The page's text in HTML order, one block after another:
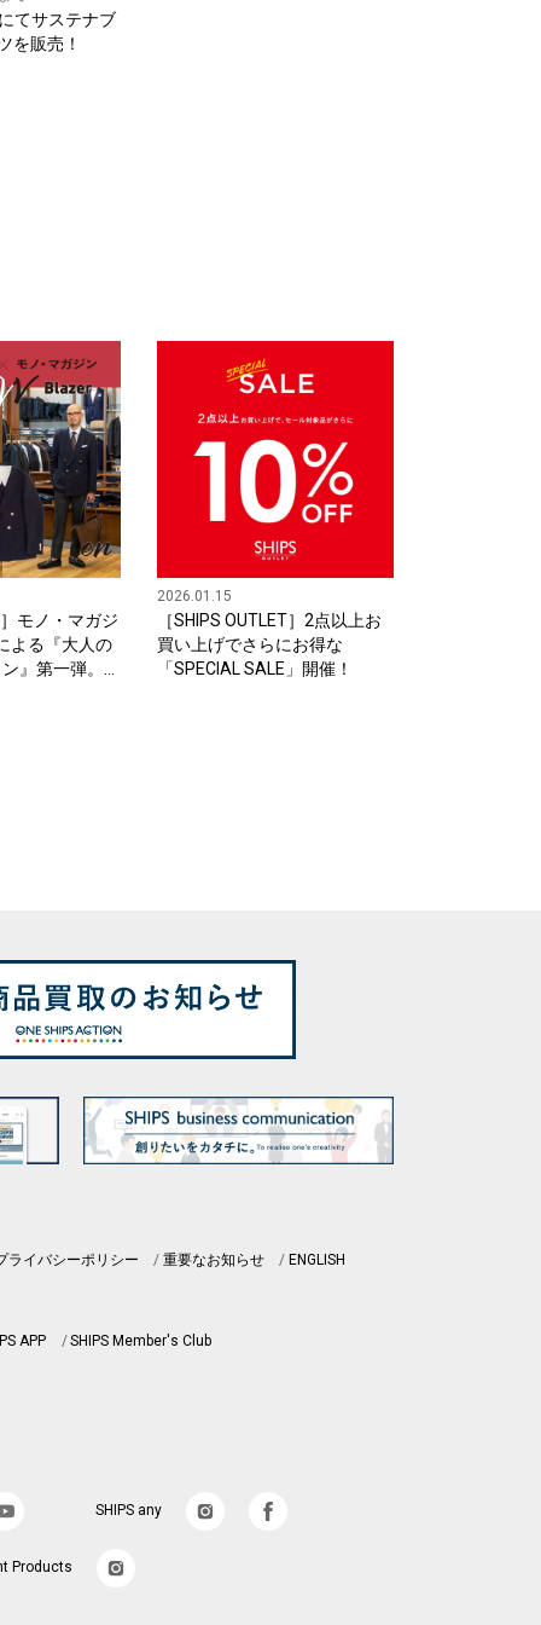
てサステナブ
を販売！
モノ・マガジ
よる『大人の
』第一弾。
2026.01.15
［SHIPS OUTLET］2点以上お
買い上げでさらにお得な
「SPECIAL SALE」開催！
ライバシーポリシー 重要なお知らせ ENGLISH
APP SHIPS Member's Club
SHIPS any
Products